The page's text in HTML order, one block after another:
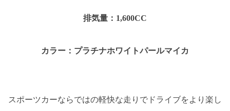
排気量：1,600CC
カラー：プラチナホワイトパールマイカ
スポーツカーならではの軽快な走りでドライブをより楽し